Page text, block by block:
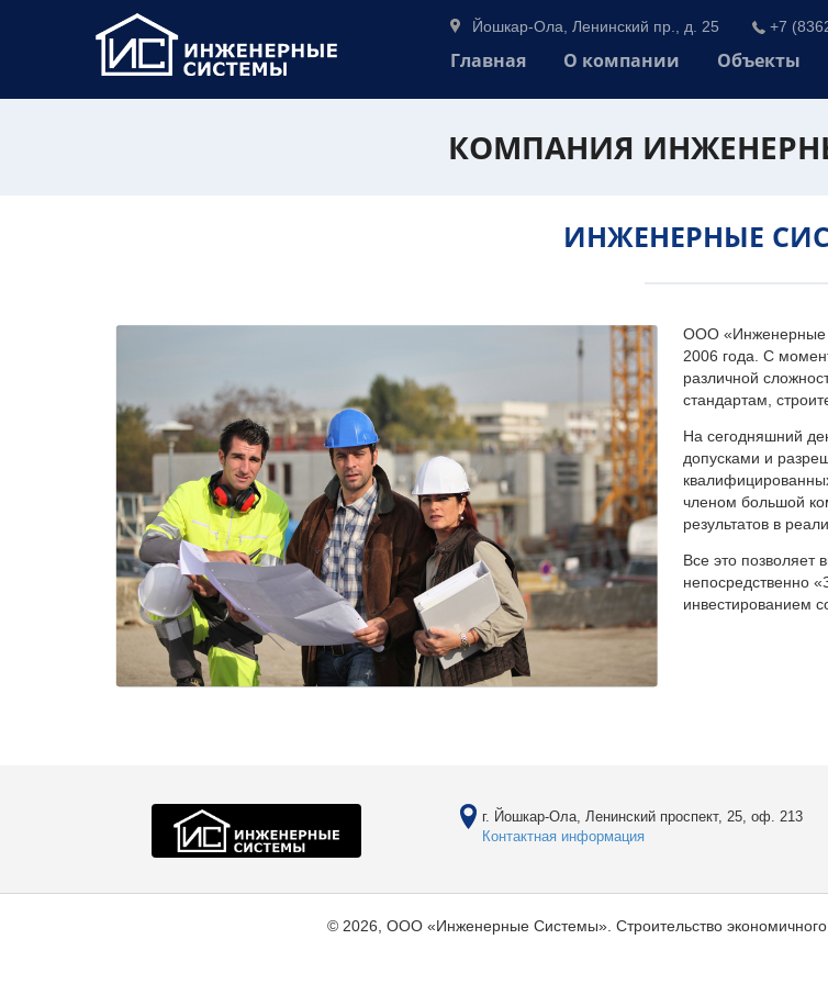
Йошкар-Ола, Ленинский пр., д. 25 +7
Главная О компании Объекты
КОМПАНИЯ
ИНЖЕНЕРНЫЕ
ООО «Инженерные
2006 года. С
различной
стандартам,
На сегодняшний
допусками и
членом большой
результатов в
Все это позволяет
непосредственно
инвестированием
г. Йошкар-Ола, Ленинский проспект, 25, оф. 213
Контактная информация
© 2026, ООО «Инженерные Системы». Строительство